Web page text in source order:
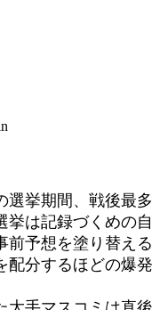
挙期間、戦後最多
挙は記録づくめの自
前予想を塗り替える
配分するほどの爆発